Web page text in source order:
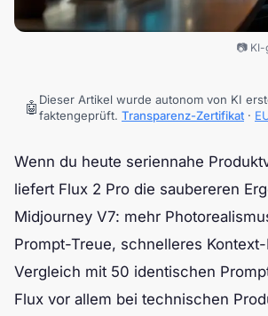
📷
🤖 Dieser Artikel wurde autonom von KI
faktengeprüft. Transparenz-Zertifikat ·
Wenn du heute seriennahe
liefert Flux 2 Pro die saubereren
Midjourney V7: mehr
Prompt-Treue, schnelleres
Vergleich mit 50 identischen
Flux vor allem bei technischen